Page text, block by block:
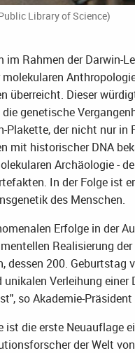
Library of Science)
im Rahmen der Darwin-
überreicht. Dieser
genetische
Plakette, der nicht nur
mit historischer DNA
Archäologie -
In der Folge ist
des Menschen.
Erfolge in der
Realisierung
dessen 200.
unikalen Verleihung
so Akademie-
ist die erste Neuauflage
der Welt